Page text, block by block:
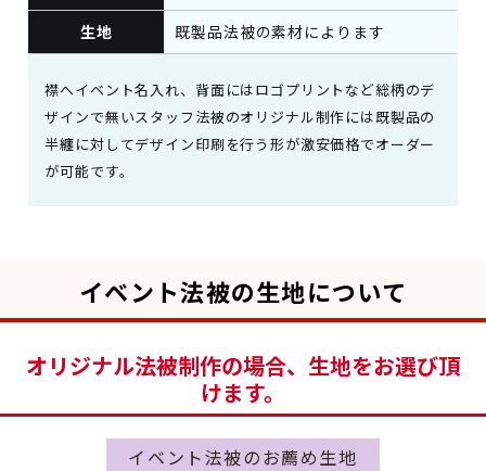
生地 既製品法被の素材によります
襟へイベント名入れ、背面にはロゴプリントなど総柄のデ
ザインで無いスタッフ法被のオリジナル制作には既製品の
半纏に対してデザイン印刷を行う形が激安価格でオーダー
が可能です。
イベント法被の生地について
オリジナル法被制作の場合、生地をお選び頂
けます。
イベント法被のお薦め生地